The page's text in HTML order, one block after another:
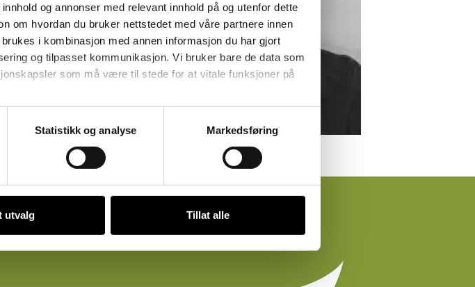
og annonser med relevant innhold på og utenfor dette
om hvordan du bruker nettstedet med våre partnere innen
i kombinasjon med annen informasjon du har gjort
og tilpasset kommunikasjon. Vi bruker bare de data som
som må være til stede for at vitale funksjoner på
Statistikk og analyse Markedsføring
utvalg Tillat alle